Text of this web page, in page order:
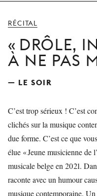
RÉCITAL
DRÔLE,
À NE PAS
— LE SOIR
C’est trop sérieux ! C’est
clichés sur la musique
due forme. C’est ce que
élue « Jeune musicienne de
musicale belge en 2021.
raconte avec un humour
musique contemporaine.